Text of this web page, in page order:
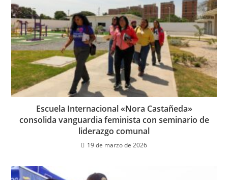
Escuela Internacional «Nora Castañeda»
consolida vanguardia feminista con seminario de
liderazgo comunal
19 de marzo de 2026